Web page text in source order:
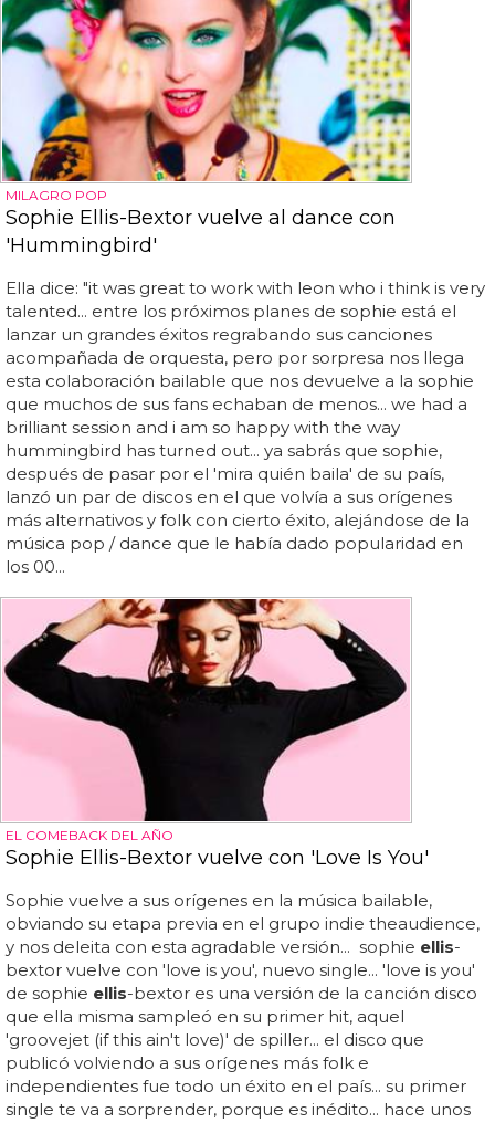
MILAGRO POP
Sophie Ellis-Bextor vuelve al dance con
'Hummingbird'
Ella dice: "it was great to work with leon who i think is very
talented... entre los próximos planes de sophie está el
lanzar un grandes éxitos regrabando sus canciones
acompañada de orquesta, pero por sorpresa nos llega
esta colaboración bailable que nos devuelve a la sophie
que muchos de sus fans echaban de menos... we had a
brilliant session and i am so happy with the way
hummingbird has turned out... ya sabrás que sophie,
después de pasar por el 'mira quién baila' de su país,
lanzó un par de discos en el que volvía a sus orígenes
más alternativos y folk con cierto éxito, alejándose de la
música pop / dance que le había dado popularidad en
los 00...
EL COMEBACK DEL AÑO
Sophie Ellis-Bextor vuelve con 'Love Is You'
Sophie vuelve a sus orígenes en la música bailable,
obviando su etapa previa en el grupo indie theaudience,
y nos deleita con esta agradable versión... sophie ellis-
bextor vuelve con 'love is you', nuevo single... 'love is you'
de sophie ellis-bextor es una versión de la canción disco
que ella misma sampleó en su primer hit, aquel
'groovejet (if this ain't love)' de spiller... el disco que
publicó volviendo a sus orígenes más folk e
independientes fue todo un éxito en el país... su primer
single te va a sorprender, porque es inédito... hace unos